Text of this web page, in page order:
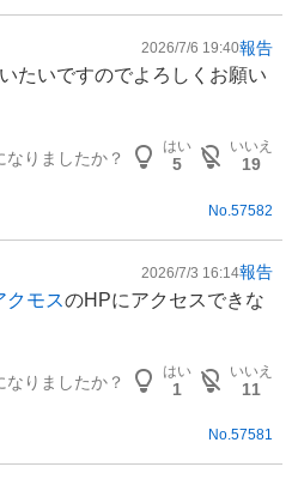
2026/7/6 19:40報告
たいですのでよろしくお願い
りましたか？
はい
5
いいえ
19
No. 57582
2026/7/3 16:14報告
クモスのHPにアクセスできな
りましたか？
はい
1
いいえ
11
No.57581